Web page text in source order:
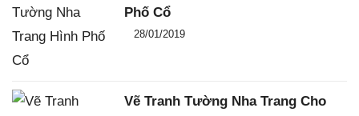
Phố Cổ
Đăng ngày
28/01/2019
Vẽ Tranh Tường Nha Trang Cho